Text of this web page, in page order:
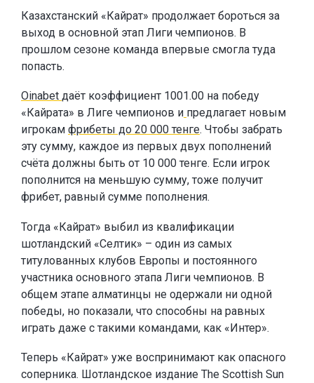
Казахстанский «Кайрат» продолжает бороться за
выход в основной этап Лиги чемпионов. В
прошлом сезоне команда впервые смогла туда
попасть.
Oinabet даёт коэффициент 1001.00 на победу
«Кайрата» в Лиге чемпионов и предлагает новым
игрокам фрибеты до 20 000 тенге. Чтобы забрать
эту сумму, каждое из первых двух пополнений
счёта должны быть от 10 000 тенге. Если игрок
пополнится на меньшую сумму, тоже получит
фрибет, равный сумме пополнения.
Тогда «Кайрат» выбил из квалификации
шотландский «Селтик» – один из самых
титулованных клубов Европы и постоянного
участника основного этапа Лиги чемпионов. В
общем этапе алматинцы не одержали ни одной
победы, но показали, что способны на равных
играть даже с такими командами, как «Интер».
Теперь «Кайрат» уже воспринимают как опасного
соперника. Шотландское издание The Scottish Sun